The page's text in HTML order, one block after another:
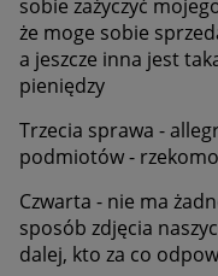
sobie zażyczyć
że moge sobie
a jeszcze inna jest
pieniędzy
Trzecia sprawa -
podmiotów -
Czwarta - nie ma
sposób zdjęcia
dalej, kto za co